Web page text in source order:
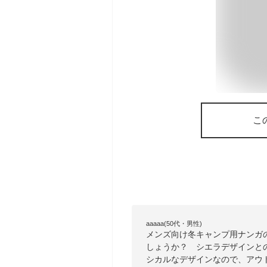
こ
aaaaa(50代・男性)
メンズ向け冬キャンプ用ナン
しょうか？ シエラデザインと
シカルなデザインなので、ア